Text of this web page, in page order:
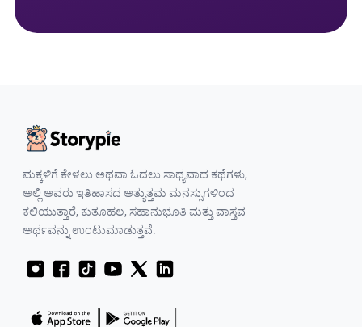
ಮಕ್ಕಳಿಗೆ ಕೇಳಲು ಅಥವಾ ಓದಲು ಸಾಧ್ಯವಾದ ಕಥೆಗಳು,
ಅಲ್ಲಿ ಅವರು ಇತಿಹಾಸದ ಅತ್ಯುತ್ತಮ ಮನಸ್ಸುಗಳಿಂದ
ಕಲಿಯುತ್ತಾರೆ, ಕುತೂಹಲ, ಸಹಾನುಭೂತಿ ಮತ್ತು ವಾಸ್ತವ
ಅರ್ಥವನ್ನು ಉಂಟುಮಾಡುತ್ತವೆ.